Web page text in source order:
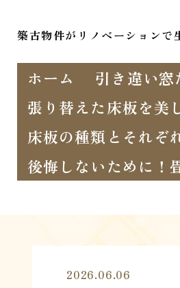
築古物件がリノベーションで
ホーム 引き違い
張り替えた床板を美
床板の種類とそれぞ
後悔しないために！
2026.06.06